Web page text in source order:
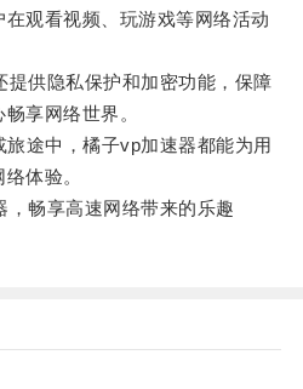
观看视频、玩游戏等网络活动
供隐私保护和加密功能，保障
享网络世界。
途中，橘子vp加速器都能为用
体验。
畅享高速网络带来的乐趣